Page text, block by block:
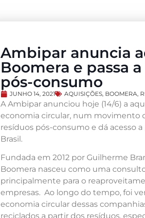
Ambipar anuncia
Boomera e passa
pós-consumo
JUNHO 14, 2021 AQUISIÇÕES, BOOMERA,
A Ambipar anunciou hoje (14/6) a
economia circular, num movimento
resíduos pós-consumo e dá acesso
Brasil.
Fundada em 2012 por Guilherme
Boomera nasceu como uma
principalmente para o
empresas. Ao longo do tempo, foi
economia circular dessas
reciclados a partir dos resíduos,